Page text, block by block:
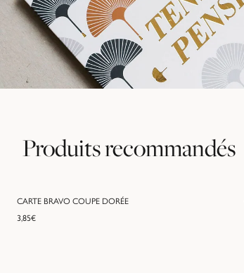
Produits recommandés
CARTE BRAVO COUPE DORÉE
3,85€